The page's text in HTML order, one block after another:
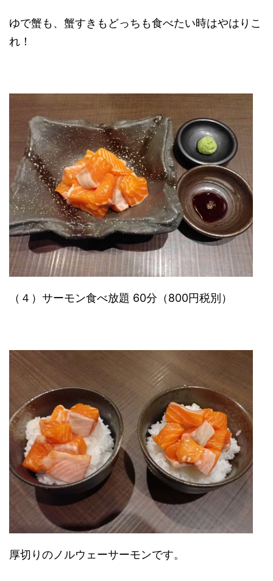
ゆで蟹も、蟹すきもどっちも食べたい時はやはりこ
れ！
（４）サーモン食べ放題 60分（800円税別）
厚切りのノルウェーサーモンです。